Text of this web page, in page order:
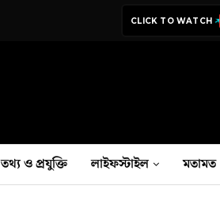
CLICK TO WATCH
তথ‍্য ও প্রযুক্তি লাইফস্টাইল মতামত